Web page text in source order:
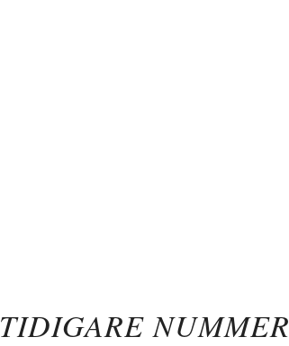
TIDIGARE NUMMER